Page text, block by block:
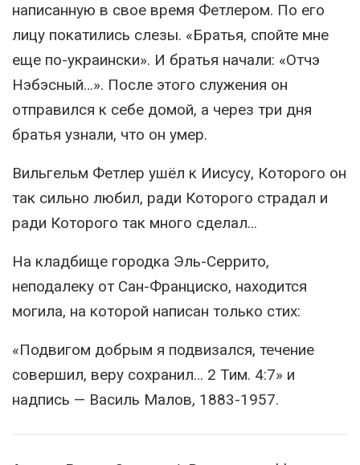
написанную в свое время Фетлером. По его
лицу покатились слезы. «Братья, спойте мне
еще по-украински». И братья начали: «Отчэ
Нэбэсный…». После этого служения он
отправился к себе домой, а через три дня
братья узнали, что он умер.
Вильгельм Фетлер ушёл к Иисусу, Которого он
так сильно любил, ради Которого страдал и
ради Которого так много сделал…
На кладбище городка Эль-Серрито,
неподалеку от Сан-Франциско, находится
могила, на которой написан только стих:
«Подвигом добрым я подвизался, течение
совершил, веру сохранил… 2 Тим. 4:7» и
надпись — Василь Малов, 1883-1957.